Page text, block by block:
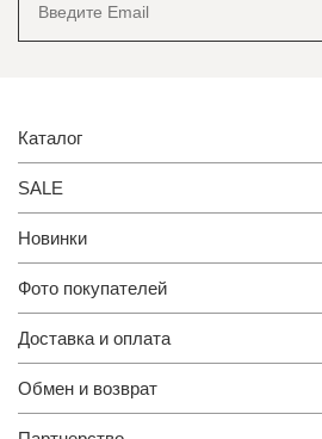
Каталог
SALE
Новинки
Фото покупателей
Доставка и оплата
Обмен и возврат